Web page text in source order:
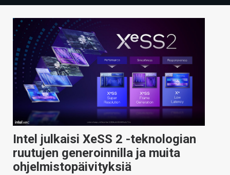
TECHBBS
TIETOA
HINTA.FI
KAUPPA
VAIHDA TEEMA
HAKU
Intel julkaisi XeSS 2 -teknologian
ruutujen generoinnilla ja muita
ohjelmistopäivityksiä